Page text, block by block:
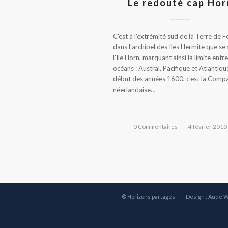
Le redouté cap
C'est à l'extrémité sud de la Terre de
dans l'archipel des Iles Hermite que se
l'Ile Horn, marquant ainsi la limite
océans : Austral, Pacifique et
début des années 1600, c'est la
néerlandaise…
0 Commentaires
/ 4 février 2010
© Horizons partagés Design : Aude